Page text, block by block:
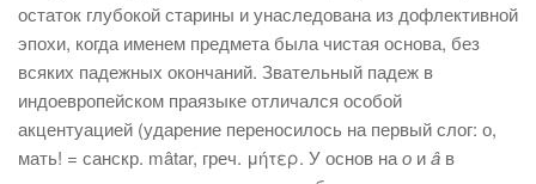
остаток глубокой старины и унаследована из дофлективной
эпохи, когда именем предмета была чистая основа, без
всяких падежных окончаний. Звательный падеж в
индоевропейском праязыке отличался особой
акцентуацией (ударение переносилось на первый слог: о,
мать! = санскр. mâtar, греч. μήτερ. У основ нао иâ в